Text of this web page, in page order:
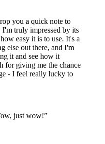
you a quick note to
truly impressed by its
easy it is to use. It's a
else out there, and I'm
it and see how it
for giving me the chance
- I feel really lucky to
just wow!”